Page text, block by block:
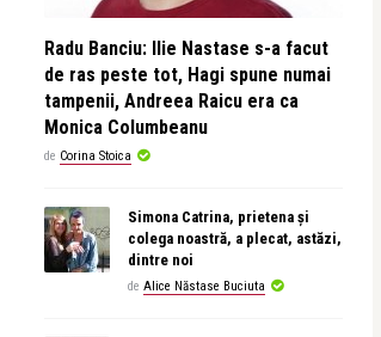
Radu Banciu: Ilie Nastase s-a facut
de ras peste tot, Hagi spune numai
tampenii, Andreea Raicu era ca
Monica Columbeanu
de Corina Stoica
Simona Catrina, prietena și
colega noastră, a plecat, astăzi,
dintre noi
de Alice Năstase Buciuta